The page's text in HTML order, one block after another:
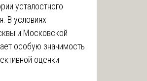
усталостного
В условиях
и Московской
особую значимость
оценки